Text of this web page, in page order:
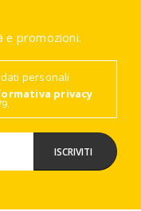
e promozioni.
personali
privacy